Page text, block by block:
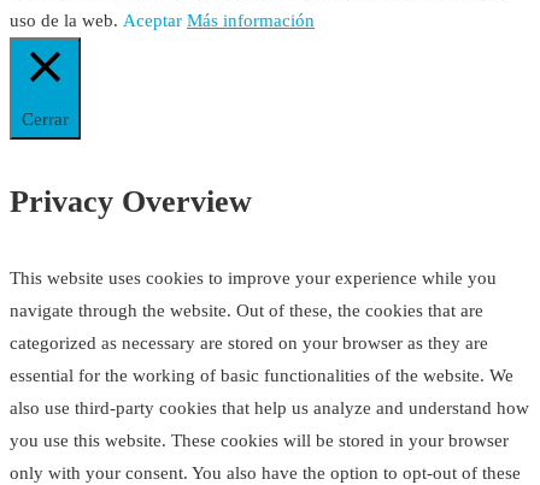
uso de la web. Aceptar Más información
Cerrar
Privacy Overview
This website uses cookies to improve your experience while you
navigate through the website. Out of these, the cookies that are
categorized as necessary are stored on your browser as they are
essential for the working of basic functionalities of the website. We
also use third-party cookies that help us analyze and understand how
you use this website. These cookies will be stored in your browser
only with your consent. You also have the option to opt-out of these